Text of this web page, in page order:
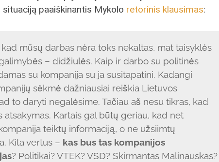
paaiškinantis Mykolo retorinis klausimas:
mūsų darbas nėra toks nekaltas, mat taisyklės
– didžiulės. Kaip ir darbo su politinės
su kompanija su ja susitapatini. Kadangi
sėkmė dažniausiai reiškia Lietuvos
to daryti negalėsime. Tačiau aš nesu tikras, kad
atsakymas. Kartais gal būtų geriau, kad net
teiktų informaciją, o ne užsiimtų
Kita vertus – kas bus tas kompanijos
? Politikai? VTEK? VSD? Skirmantas Malinauskas?